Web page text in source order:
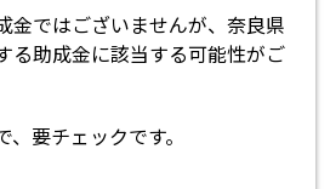
金ではございませんが、奈良県
る助成金に該当する可能性がご
要チェックです。